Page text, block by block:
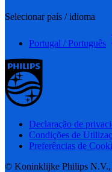
Selecionar país / idioma
Portugal / Português
Declaração de
Condições de
Preferências de
© Koninklijke Philips N.V.,